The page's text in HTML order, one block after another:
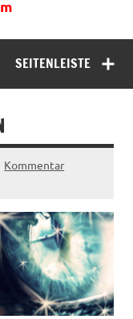
SEITENLEISTE
Kommentar